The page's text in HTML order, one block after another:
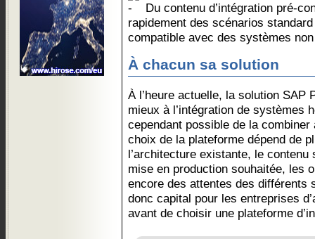
Du contenu d’intégration pré-
rapidement des scénarios
compatible avec des systèmes
À chacun sa solution
À l’heure actuelle, la solution SAP
mieux à l’intégration de systèmes
cependant possible de la
choix de la plateforme dépend de
l’architecture existante, le
mise en production souhaitée, les
encore des attentes des différents
donc capital pour les entreprises
avant de choisir une plateforme